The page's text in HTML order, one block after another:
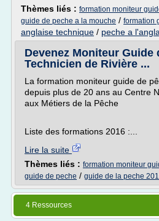
Thèmes liés : formation moniteur
guide de peche a la mouche / formation
anglaise technique / peche a
Devenez Moniteur Guide
Technicien de Rivière ...
La formation moniteur guide de
depuis plus de 20 ans au Centre
aux Métiers de la Pêche
Liste des formations 2016 :...
Lire la suite
Thèmes liés : formation moniteur
guide de peche / guide de la peche
4 Ressources